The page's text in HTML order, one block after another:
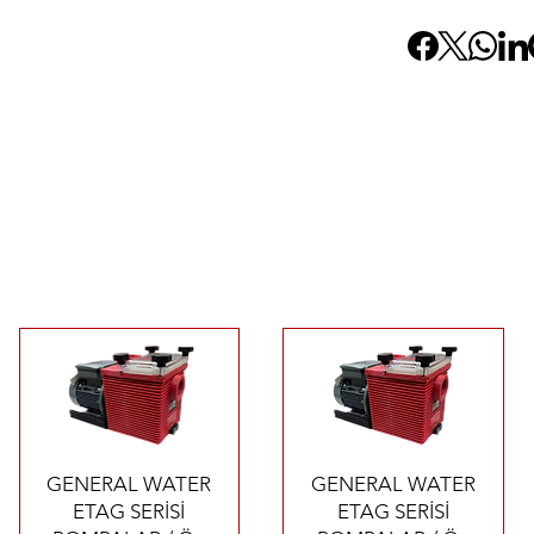
Быстрый просмотр
GENERAL WATER
ETAG SERİSİ
Быстрый просмотр
GENERAL WATER
ETAG SERİSİ